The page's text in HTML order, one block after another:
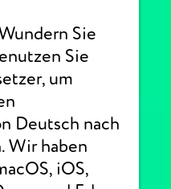
Sie
Sie
um
Deutsch nach
Wir haben
iOS,